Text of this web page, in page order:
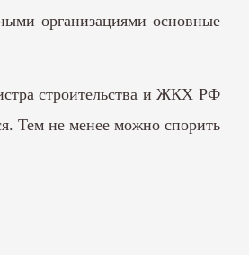
организациями основные
строительства и ЖКХ РФ
Тем не менее можно спорить